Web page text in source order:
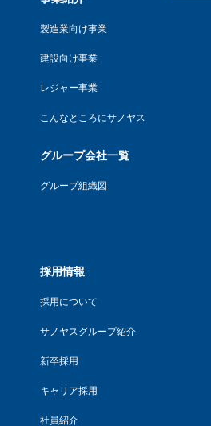
製造業向け事業
建設向け事業
レジャー事業
こんなところにサノヤス
グループ会社一覧
グループ組織図
採用情報
採用について
サノヤスグループ紹介
新卒採用
キャリア採用
社員紹介